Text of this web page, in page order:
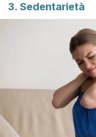
3. Sedentarietà